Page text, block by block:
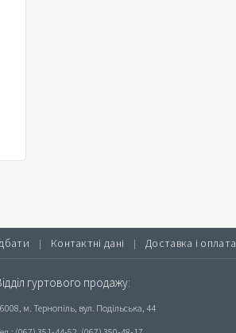
| Контактні дані | Доставка і оплата
гуртового продажу:
м. Тернопіль, вул. Подільська, 44